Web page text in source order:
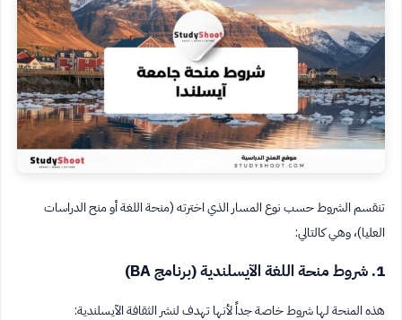
تنقسم الشروط حسب نوع المسار الذي اخترته (منحة اللغة أو منح الدراسات
العليا)، وهي كالتالي:
1. شروط منحة اللغة الآيسلندية (برنامج BA)
هذه المنحة لها شروط خاصة جداً لأنها تهدف لنشر الثقافة الآيسلندية: